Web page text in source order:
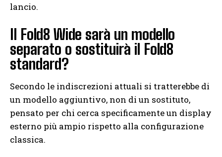
lancio.
Il Fold8 Wide sarà un modello
separato o sostituirà il Fold8
standard?
Secondo le indiscrezioni attuali si tratterebbe di
un modello aggiuntivo, non di un sostituto,
pensato per chi cerca specificamente un display
esterno più ampio rispetto alla configurazione
classica.